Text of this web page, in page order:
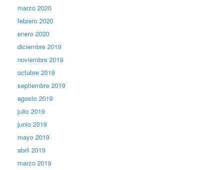
marzo 2020
febrero 2020
enero 2020
diciembre 2019
noviembre 2019
octubre 2019
septiembre 2019
agosto 2019
julio 2019
junio 2019
mayo 2019
abril 2019
marzo 2019